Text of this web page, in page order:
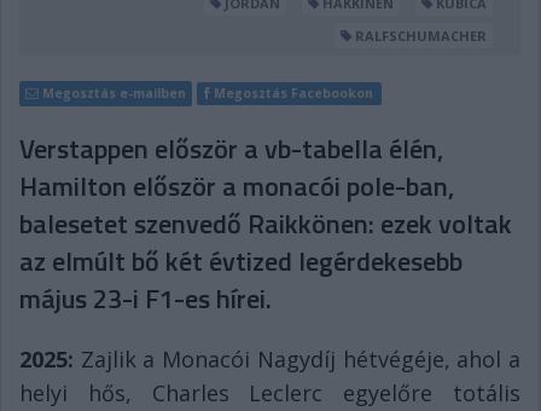
RALFSCHUMACHER
Megosztás e-mailben Megosztás Facebookon
Verstappen először a vb-tabella élén,
Hamilton először a monacói pole-ban,
balesetet szenvedő Raikkönen: ezek voltak
az elmúlt bő két évtized legérdekesebb
május 23-i F1-es hírei.
2025: Zajlik a Monacói Nagydíj hétvégéje, ahol a
helyi hős, Charles Leclerc egyelőre totális